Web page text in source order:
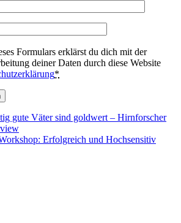
Formulars erklärst du dich mit der
deiner Daten durch diese Website
*
gute Väter sind goldwert – Hirnforscher
Erfolgreich und Hochsensitiv